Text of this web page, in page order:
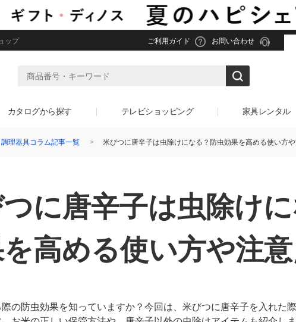
ップ ご利用ガイド お問い合わせ
カタログから探す テレビショッピング 家具レンタル
理器具コラム記事一覧 米びつに唐辛子は虫除けになる？防虫効果を高める使い方
に唐辛子は虫除け
高める使い方や注
の防虫効果を知っていますか？今回は、米びつに唐辛子を入れた